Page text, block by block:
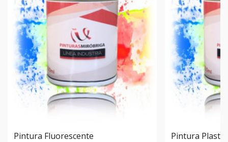
Pintura Fluorescente
Pintura